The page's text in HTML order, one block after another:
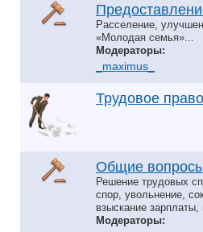
Расселение,
«Молодая семья»...
Модераторы:
_maximus_
Трудовое право
Общие
Решение трудовых
спор, увольнение,
взыскание
Модераторы: